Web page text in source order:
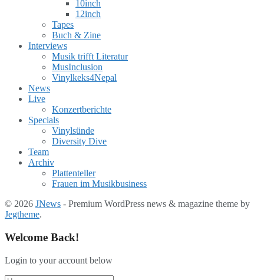
10inch
12inch
Tapes
Buch & Zine
Interviews
Musik trifft Literatur
MusInclusion
Vinylkeks4Nepal
News
Live
Konzertberichte
Specials
Vinylsünde
Diversity Dive
Team
Archiv
Plattenteller
Frauen im Musikbusiness
© 2026 JNews - Premium WordPress news & magazine theme by
Jegtheme.
Welcome Back!
Login to your account below